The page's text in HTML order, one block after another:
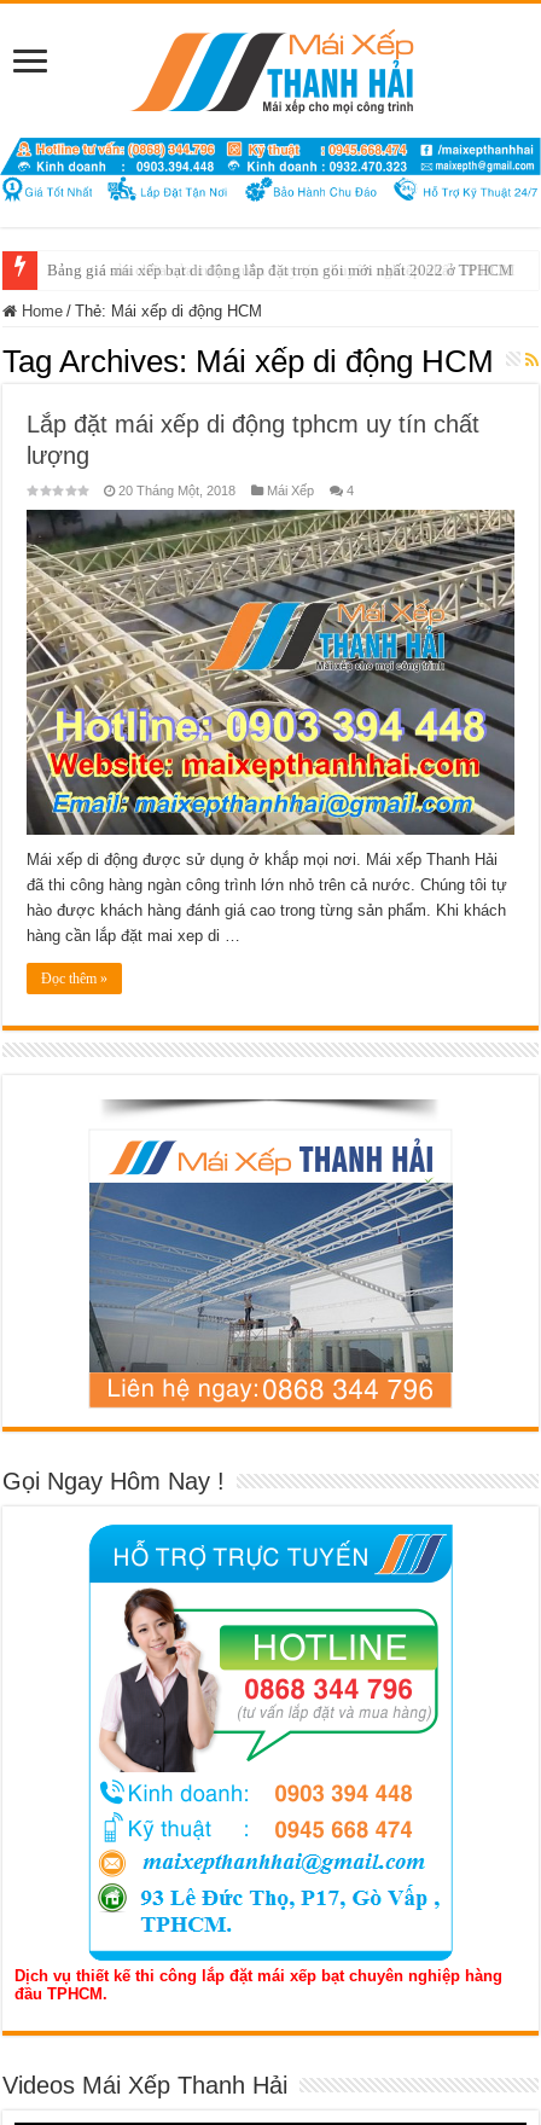
Bảng giá mái xếp bạt di động lắp đặt trọn gói mới nhất 2022 ở TPHCM
Bảng giá sửa chữa cửa cuốn quận 1 uy tín chuyên nghiệp nhất TP HCM
Home / Thẻ: Mái xếp di động HCM
Tag Archives: Mái xếp di động HCM
Lắp đặt mái xếp di động tphcm uy tín chất
lượng
20 Tháng Một, 2018 Mái Xếp 4
Mái xếp di động được sử dụng ở khắp mọi nơi. Mái xếp Thanh Hải
đã thi công hàng ngàn công trình lớn nhỏ trên cả nước. Chúng tôi tự
hào được khách hàng đánh giá cao trong từng sản phẩm. Khi khách
hàng cần lắp đặt mai xep di …
Đọc thêm »
Gọi Ngay Hôm Nay !
Dịch vụ thiết kế thi công lắp đặt mái xếp bạt chuyên nghiệp hàng
đầu TPHCM.
Videos Mái Xếp Thanh Hải